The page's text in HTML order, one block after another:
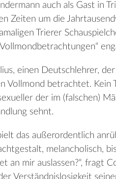
auch als Gast in
Zeiten um die
Trierer
einen Deutschlehrer,
Vollmond betrachtet. Kein
der im (falschen)
sehnt.
das außerordentlich
melancholisch,
an mir auslassen?“, fragt
Verständnislosigkeit